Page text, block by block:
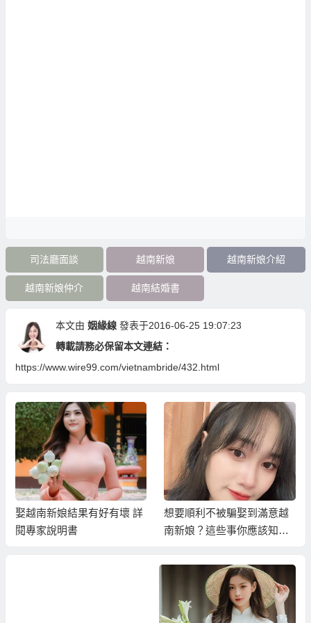
司法廳面談 越南新娘 越南新娘介紹
越南新娘仲介 越南結婚書
本文由 姻緣線 發表于2016-06-25 19:07:23
轉載請務必保留本文連結：
https://www.wire99.com/vietnambride/432.html
娶越南新娘結果有好有壞 詳
閱專家說明書
想要順利不被騙娶到滿意越
南新娘？這些事你應該知